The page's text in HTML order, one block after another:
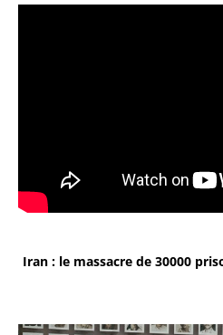
Iran : le massacre de 30000